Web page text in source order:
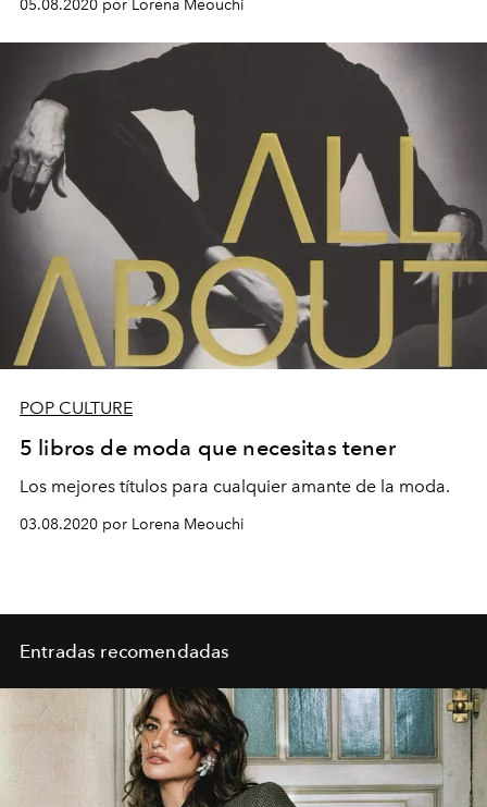
05.08.2020 por Lorena Meouchi
POP CULTURE
5 libros de moda que necesitas tener
Los mejores títulos para cualquier amante de la moda.
03.08.2020 por Lorena Meouchi
Entradas recomendadas